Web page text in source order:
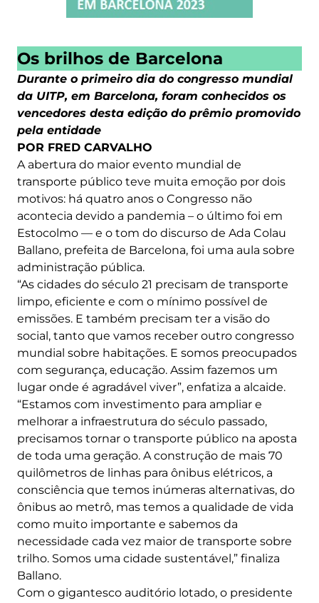
Os brilhos de Barcelona
Durante o primeiro dia do congresso mundial
da UITP, em Barcelona, foram conhecidos os
vencedores desta edição do prêmio promovido
pela entidade
POR FRED CARVALHO
A abertura do maior evento mundial de
transporte público teve muita emoção por dois
motivos: há quatro anos o Congresso não
acontecia devido a pandemia – o último foi em
Estocolmo — e o tom do discurso de Ada Colau
Ballano, prefeita de Barcelona, foi uma aula sobre
administração pública.
“As cidades do século 21 precisam de transporte
limpo, eficiente e com o mínimo possível de
emissões. E também precisam ter a visão do
social, tanto que vamos receber outro congresso
mundial sobre habitações. E somos preocupados
com segurança, educação. Assim fazemos um
lugar onde é agradável viver”, enfatiza a alcaide.
“Estamos com investimento para ampliar e
melhorar a infraestrutura do século passado,
precisamos tornar o transporte público na aposta
de toda uma geração. A construção de mais 70
quilômetros de linhas para ônibus elétricos, a
consciência que temos inúmeras alternativas, do
ônibus ao metrô, mas temos a qualidade de vida
como muito importante e sabemos da
necessidade cada vez maior de transporte sobre
trilho. Somos uma cidade sustentável,” finaliza
Ballano.
Com o gigantesco auditório lotado, o presidente